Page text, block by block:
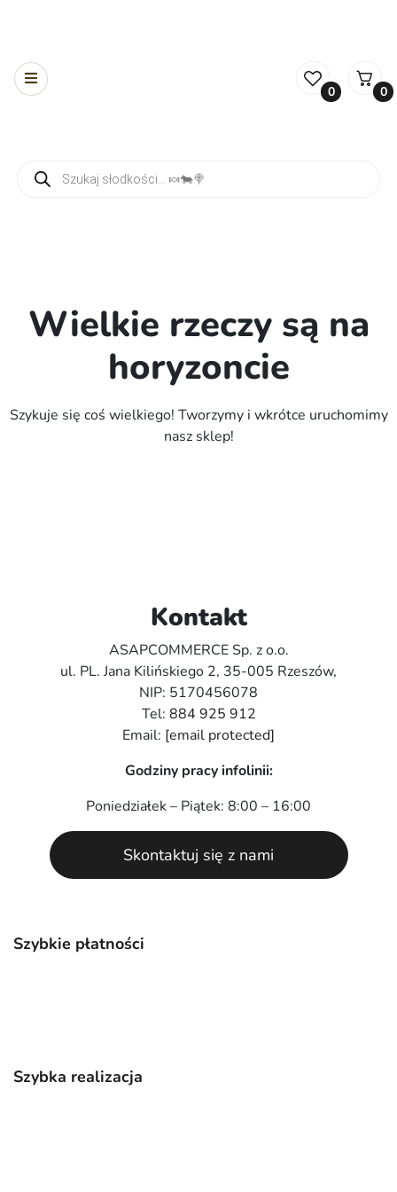
0 0
Wielkie rzeczy są na
horyzoncie
Szykuje się coś wielkiego! Tworzymy i wkrótce uruchomimy
nasz sklep!
Szybkie płatności
Szybka realizacja
Kontakt
ASAPCOMMERCE Sp. z o.o.
ul. PL. Jana Kilińskiego 2, 35-005 Rzeszów,
NIP: 5170456078
Tel: 884 925 912
Email: [email protected]
Godziny pracy infolinii:
Poniedziałek – Piątek: 8:00 – 16:00
Skontaktuj się z nami